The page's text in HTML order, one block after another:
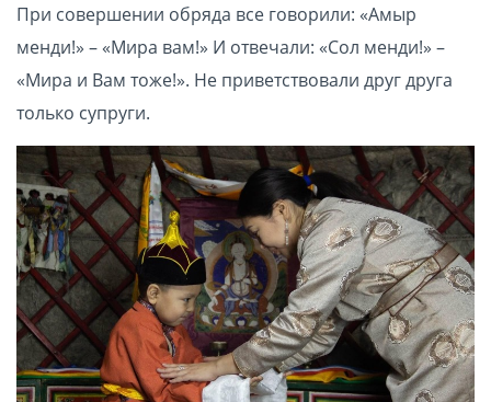
При совершении обряда все говорили: «Амыр
менди!» – «Мира вам!» И отвечали: «Сол менди!» –
«Мира и Вам тоже!». Не приветствовали друг друга
только супруги.